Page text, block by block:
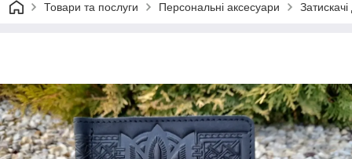
Товари та послуги Персональні аксесуари